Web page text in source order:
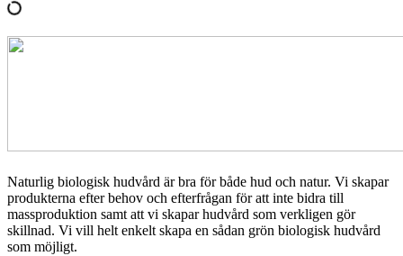
Naturlig biologisk hudvård är bra för både hud och natur. Vi skapar
produkterna efter behov och efterfrågan för att inte bidra till
massproduktion samt att vi skapar hudvård som verkligen gör
skillnad. Vi vill helt enkelt skapa en sådan grön biologisk hudvård
som möjligt.